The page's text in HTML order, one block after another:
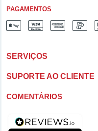
PAGAMENTOS
SERVIÇOS
SUPORTE AO CLIENTE
COMENTÁRIOS